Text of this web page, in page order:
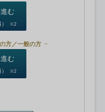
む
※2
方／一般の方
む
※2